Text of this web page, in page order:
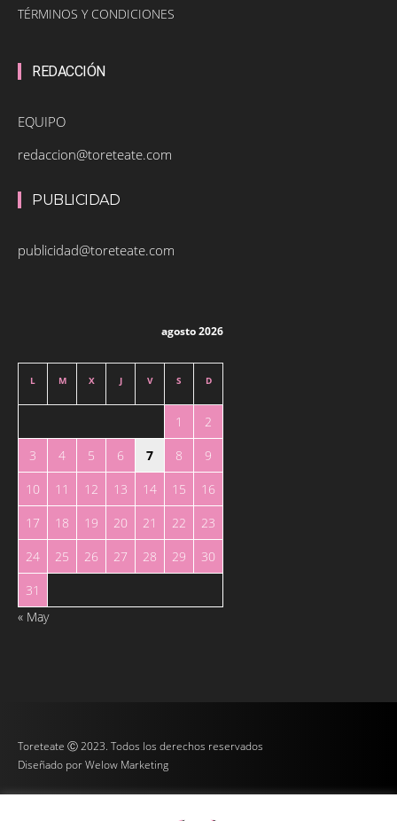
TÉRMINOS Y CONDICIONES
REDACCIÓN
EQUIPO
redaccion@toreteate.com
PUBLICIDAD
publicidad@toreteate.com
agosto 2026
L M X J V S D
1
2
3
4 5 6 7 8
9
10
11 12 13 14 15
16
17
18 19 20 21 22
23
24
25 26 27 28 29
30
31
« May
Toreteate Ⓒ 2023. Todos los derechos reservados
Diseñado porWelow Marketing
Prohibida la reproducción y utilización total o parcial, por cualquier medio, sin autorización